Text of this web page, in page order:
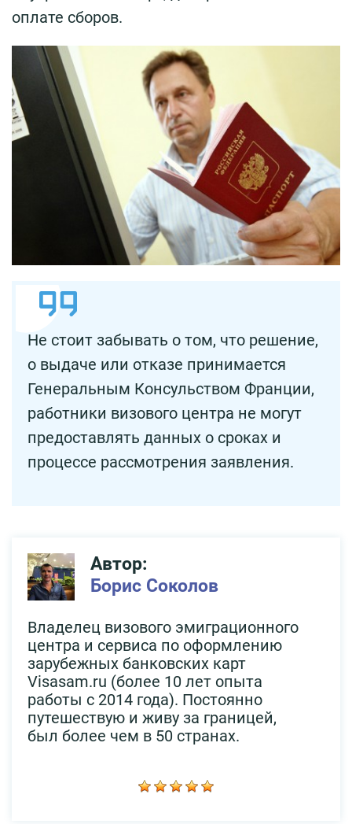
оплате сборов.
Не стоит забывать о том, что решение,
о выдаче или отказе принимается
Генеральным Консульством Франции,
работники визового центра не могут
предоставлять данных о сроках и
процессе рассмотрения заявления.
Автор:
Борис Соколов
Владелец визового эмиграционного
центра и сервиса по оформлению
зарубежных банковских карт
Visasam.ru (более 10 лет опыта
работы с 2014 года). Постоянно
путешествую и живу за границей,
был более чем в 50 странах.